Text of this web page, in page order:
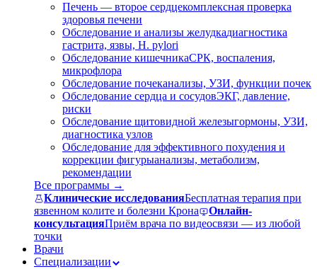
Печень — второе сердцекомплексная проверка
здоровья печени
Обследование и анализы желудкадиагностика
гастрита, язвы, H. pylori
Обследование кишечникаСРК, воспаления,
микрофлора
Обследование почеканализы, УЗИ, функции почек
Обследование сердца и сосудовЭКГ, давление,
риски
Обследование щитовидной железыгормоны, УЗИ,
диагностика узлов
Обследование для эффективного похудения и
коррекции фигурыанализы, метаболизм,
рекомендации
Все программы →
Клинические исследованияБесплатная терапия при
язвенном колите и болезни Крона
Онлайн-
консультацияПриём врача по видеосвязи — из любой
точки
Врачи
Специализации